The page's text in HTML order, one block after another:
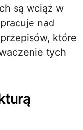
są wciąż w
nad
które
tych